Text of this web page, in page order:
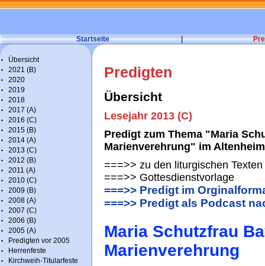
Startseite |
Übersicht
2021 (B)
2020
2019
2018
2017 (A)
2016 (C)
2015 (B)
2014 (A)
2013 (C)
2012 (B)
2011 (A)
2010 (C)
2009 (B)
2008 (A)
2007 (C)
2006 (B)
2005 (A)
Predigten vor 2005
Herrenfeste
Kirchweih-Titularfeste
Predigten
Übersicht
Lesejahr 2013 (C)
Predigt zum Thema "Maria
Marienverehrung" im
===>> zu den liturgischen Texten
===>> Gottesdienstvorlage
===>> Predigt im
===>> Predigt als Podcast
Maria Schutzfrau
Marienverehrung